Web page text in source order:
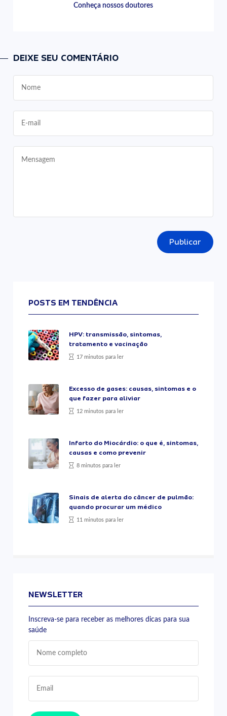
Conheça nossos doutores
DEIXE SEU COMENTÁRIO
Publicar
POSTS EM TENDÊNCIA
HPV: transmissão, sintomas,
tratamento e vacinação
17 minutos para ler
Excesso de gases: causas, sintomas e o
que fazer para aliviar
12 minutos para ler
Infarto do Miocárdio: o que é, sintomas,
causas e como prevenir
8 minutos para ler
Sinais de alerta do câncer de pulmão:
quando procurar um médico
11 minutos para ler
NEWSLETTER
Inscreva-se para receber as melhores dicas para sua
saúde